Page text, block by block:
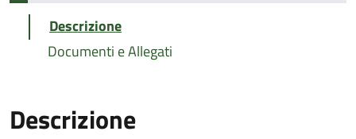
Descrizione
Documenti e Allegati
Descrizione